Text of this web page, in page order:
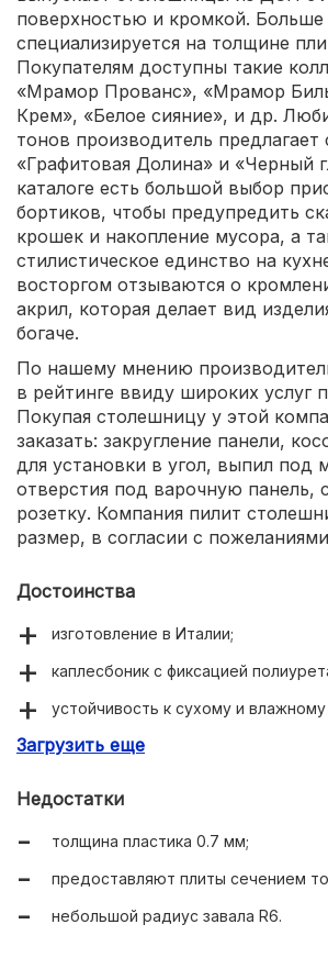
поверхностью и кромкой. Больше
специализируется на толщине
Покупателям доступны такие
«Мрамор Прованс», «Мрамор
Крем», «Белое сияние», и др.
тонов производитель
«Графитовая Долина» и «Черный
каталоге есть большой выбор
бортиков, чтобы предупредить
крошек и накопление мусора, а
стилистическое единство на
восторгом отзываются о
акрил, которая делает вид
богаче.
По нашему мнению
в рейтинге ввиду широких услуг
Покупая столешницу у этой
заказать: закругление панели,
для установки в угол, выпил под
отверстия под варочную панель,
розетку. Компания пилит
размер, в согласии с
Достоинства
изготовление в Италии;
каплесбоник с фиксацией
устойчивость к сухому и
большая коллекция бортиков для
Загрузить еще
Недостатки
толщина пластика 0.7 мм;
предоставляют плиты сечением
небольшой радиус завала R6.